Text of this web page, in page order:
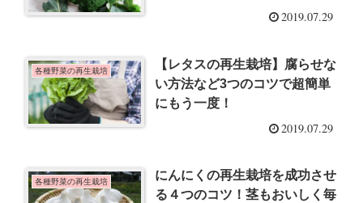
2019.07.29
各種野菜の再生栽培
【レタスの再生栽培】腐らせな
い方法など3つのコツで超簡単
にもう一度！
2019.07.29
各種野菜の再生栽培
にんにくの再生栽培を成功させ
る４つのコツ！茎もおいしく毎